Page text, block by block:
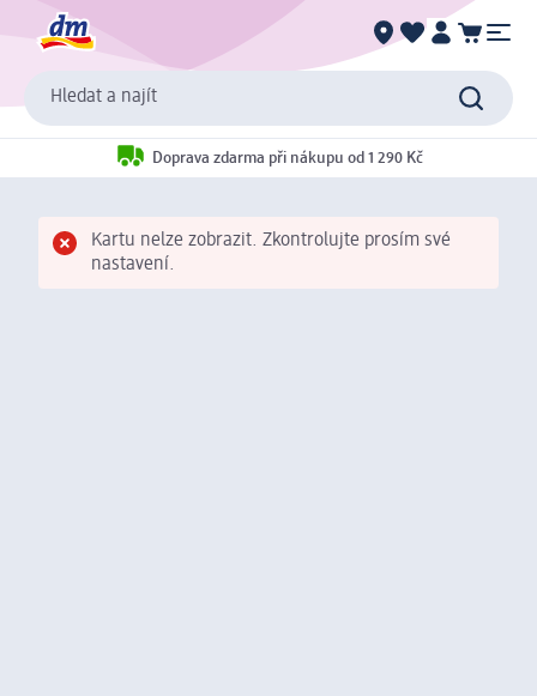
Hledat a najít
Doprava zdarma při nákupu od 1 290 Kč
Kartu nelze zobrazit. Zkontrolujte prosím své
nastavení.